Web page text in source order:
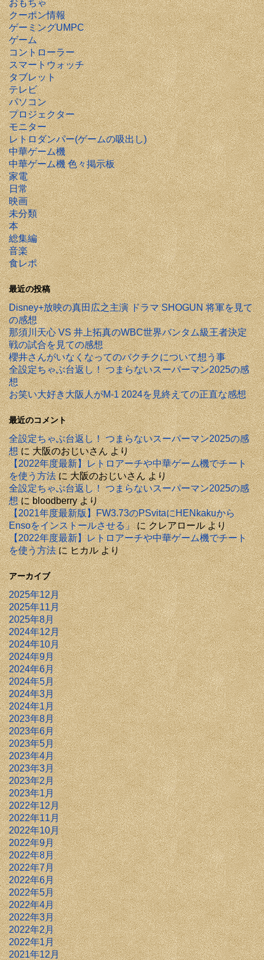
おもちゃ
クーポン情報
ゲーミングUMPC
ゲーム
コントローラー
スマートウォッチ
タブレット
テレビ
パソコン
プロジェクター
モニター
レトロダンパー(ゲームの吸出し)
中華ゲーム機
中華ゲーム機 色々掲示板
家電
日常
映画
未分類
本
総集編
音楽
食レポ
最近の投稿
Disney+放映の真田広之主演 ドラマ SHOGUN 将軍を見て
の感想
那須川天心 VS 井上拓真のWBC世界バンタム級王者決定
戦の試合を見ての感想
櫻井さんがいなくなってのバクチクについて想う事
全設定ちゃぶ台返し！ つまらないスーパーマン2025の感
想
お笑い大好き大阪人がM-1 2024を見終えての正直な感想
最近のコメント
全設定ちゃぶ台返し！ つまらないスーパーマン2025の感
想に大阪のおじいさんより
【2022年度最新】レトロアーチや中華ゲーム機でチート
を使う方法に大阪のおじいさんより
全設定ちゃぶ台返し！ つまらないスーパーマン2025の感
想にbloodberryより
【2021年度最新版】FW3.73のPSvitaにHENkakuから
Ensoをインストールさせる」にクレアロールより
【2022年度最新】レトロアーチや中華ゲーム機でチート
を使う方法にヒカルより
アーカイブ
2025年12月
2025年11月
2025年8月
2024年12月
2024年10月
2024年9月
2024年6月
2024年5月
2024年3月
2024年1月
2023年8月
2023年6月
2023年5月
2023年4月
2023年3月
2023年2月
2023年1月
2022年12月
2022年11月
2022年10月
2022年9月
2022年8月
2022年7月
2022年6月
2022年5月
2022年4月
2022年3月
2022年2月
2022年1月
2021年12月